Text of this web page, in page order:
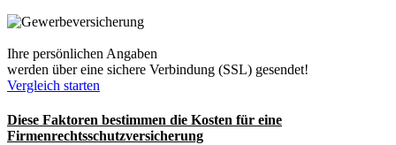
Ihre persönlichen Angaben
werden über eine sichere Verbindung (SSL) gesendet!
Vergleich starten
Diese Faktoren bestimmen die Kosten für eine
Firmenrechtsschutzversicherung